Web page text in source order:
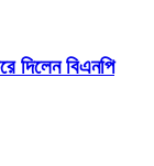
দিলেন বিএনপি